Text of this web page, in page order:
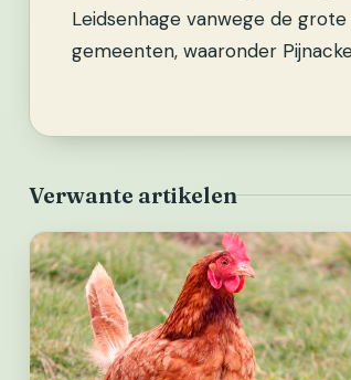
Leidsenhage vanwege de
gemeenten, waaronder
Verwante artikelen